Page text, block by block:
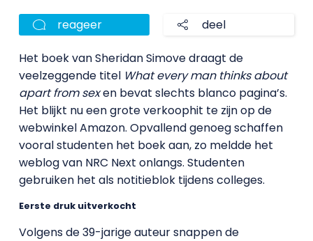
reageer deel
Het boek van Sheridan Simove draagt de
veelzeggende titel What every man thinks about
apart from sexen bevat slechts blanco pagina’s.
Het blijkt nu een grote verkoophit te zijn op de
webwinkel Amazon. Opvallend genoeg schaffen
vooral studenten het boek aan, zo meldde het
weblog van NRC Next onlangs. Studenten
gebruiken het als notitieblok tijdens colleges.
Eerste druk uitverkocht
Volgens de 39-jarige auteur snappen de